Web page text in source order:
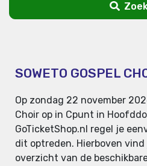
SOWETO GOSPEL
Op zondag 22 november
Choir op in Cpunt in
GoTicketShop.nl regel je
dit optreden. Hierboven
overzicht van de